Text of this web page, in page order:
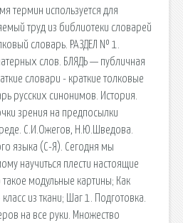
термин используется для
труд из библиотеки словарей
словарь. РАЗДЕЛ № 1.
слов. БЛЯДЬ — публичная
словари - краткие толковые
русских синонимов. История.
зрения на предпосылки
С.И.Ожегов, Н.Ю.Шведова.
языка (С-Я). Сегодня мы
научиться плести настоящие
модульные картины; Как
из ткани; Шаг 1. Подготовка.
на все руки. Множество